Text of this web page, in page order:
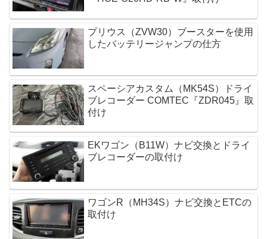
プリウス（ZVW30）ブースターを使用
したバッテリージャンプの仕方
スペーシアカスタム（MK54S）ドライ
ブレコーダー COMTEC『ZDR045』取
付け
EKワゴン（B11W）ナビ交換とドライ
ブレコーダーの取付け
ワゴンR（MH34S）ナビ交換とETCの
取付け